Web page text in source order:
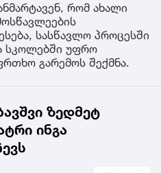
რომ ახალი
სასწავლო პროცესში
სკოლებში უფრო
გარემოს შექმნა.
ზედმეტ
ინგა